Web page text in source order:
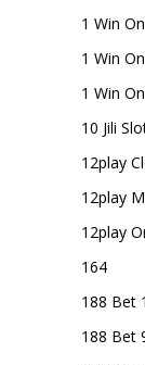
1 Win
1 Win
1 Win
10 Jili
12play
12play
12play
164
188 Bet
188 Bet